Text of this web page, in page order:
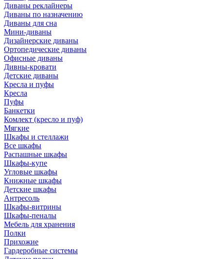
Диваны реклайнеры
Диваны по назначению
Диваны для сна
Мини-диваны
Дизайнерские диваны
Ортопедические диваны
Офисные диваны
Дивны-кровати
Детские диваны
Кресла и пуфы
Кресла
Пуфы
Банкетки
Комлект (кресло и пуф)
Мягкие
Шкафы и стеллажи
Все шкафы
Распашные шкафы
Шкафы-купе
Угловые шкафы
Книжные шкафы
Детские шкафы
Антресоль
Шкафы-витрины
Шкафы-пеналы
Мебель для хранения
Полки
Прихожие
Гардеробные системы